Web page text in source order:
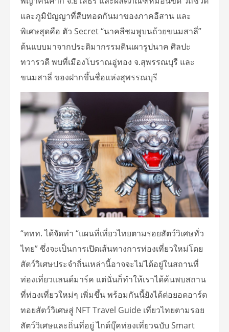
และภูมิปัญญาที่สืบทอดกันมาของภาคอีสาน และ
พิเศษสุดคือ ตัว Secret “นาคสีชมพูบนถ้วยขนมสาลี่”
ต้นแบบมาจากประติมากรรมดินเผารูปนาค ศิลปะ
ทวารวดี พบที่เมืองโบราณอู่ทอง จ.สุพรรณบุรี และ
ขนมสาลี่ ของฝากขึ้นชื่อแห่งสุพรรณบุรี
“ททท. ได้จัดทำ “แผนที่เที่ยวไทยตามรอยสัตว์วิเศษทั่ว
ไทย” ซึ่งจะเป็นการเปิดเส้นทางการท่องเที่ยวใหม่โดย
สัตว์วิเศษประจำถิ่นเหล่านี้อาจจะไม่ได้อยู่ในสถานที่
ท่องเที่ยวแลนด์มาร์ค แต่นั่นก็ทำให้เราได้ค้นพบสถาน
ที่ท่องเที่ยวใหม่ๆ เพิ่มขึ้น พร้อมกันนี้ยังได้ต่อยอดอาร์ต
ทอยสัตว์วิเศษสู่ NFT Travel Guide เที่ยวไทยตามรอย
สัตว์วิเศษและถิ่นที่อยู่ ไกด์บุ๊คท่องเที่ยวฉบับ Smart